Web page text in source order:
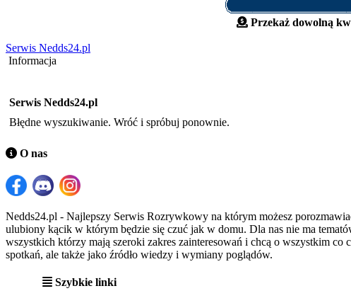
Przekaż dowolną
Serwis Nedds24.pl
Informacja
Serwis Nedds24.pl
Błędne wyszukiwanie. Wróć i spróbuj ponownie.
O nas
Nedds24.pl - Najlepszy Serwis Rozrywkowy na którym możesz
ulubiony kącik w którym będzie się czuć jak w domu. Dla nas nie ma
wszystkich którzy mają szeroki zakres zainteresowań i chcą o wszystkim
spotkań, ale także jako źródło wiedzy i wymiany poglądów.
Szybkie linki